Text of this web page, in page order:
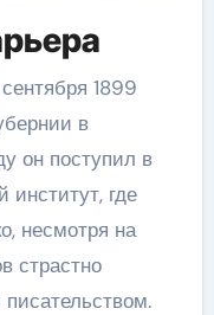
1899
в
он поступил в
институт, где
несмотря на
страстно